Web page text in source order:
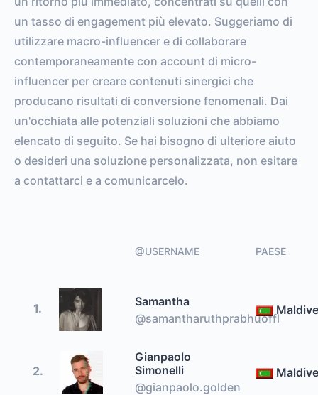
un tasso di engagement più elevato. Suggeriamo di
utilizzare macro-influencer e di collaborare
contemporaneamente con account di micro-
influencer per creare contenuti sinergici che
producano risultati di conversione fenomenali. Dai
un'occhiata alle potenziali soluzioni che abbiamo
elencato di seguito. Se hai bisogno di ulteriore aiuto
o desideri una soluzione personalizzata, non esitare
a contattarci e a comunicarcelo.
@USERNAME PAESE
1.
Samantha
@samantharuthprabhuoffl
2.
Gianpaolo
Simonelli
@gianpaolo.golden